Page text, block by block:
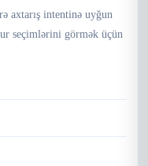
axtarış intentinə uyğun
seçimlərini görmək üçün